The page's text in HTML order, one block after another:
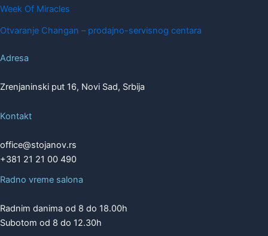
Week Of Miracles
Otvaranje Changan – prodajno-servisnog centara
Adresa
Zrenjaninski put 16, Novi Sad, Srbija
Kontakt
office@stojanov.rs
+381 21 21 00 490
Radno vreme salona
Radnim danima od 8 do 18.00h
Subotom od 8 do 12.30h